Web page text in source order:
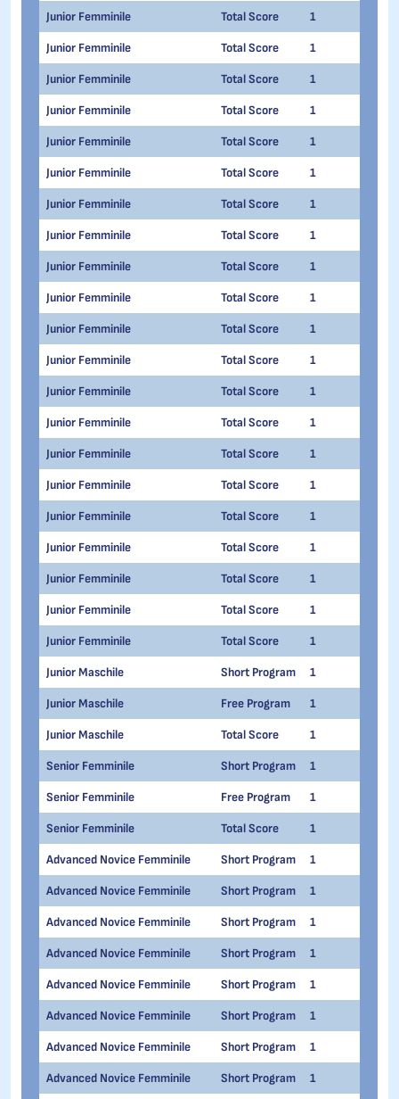
Junior Femminile Total Score 1
Junior Femminile Total Score 1
Junior Femminile Total Score 1
Junior Femminile Total Score 1
Junior Femminile Total Score 1
Junior Femminile Total Score 1
Junior Femminile Total Score 1
Junior Femminile Total Score 1
Junior Femminile Total Score 1
Junior Femminile Total Score 1
Junior Femminile Total Score 1
Junior Femminile Total Score 1
Junior Femminile Total Score 1
Junior Femminile Total Score 1
Junior Femminile Total Score 1
Junior Femminile Total Score 1
Junior Femminile Total Score 1
Junior Femminile Total Score 1
Junior Femminile Total Score 1
Junior Femminile Total Score 1
Junior Femminile Total Score 1
Junior Maschile Short Program 1
Junior Maschile Free Program 1
Junior Maschile Total Score 1
Senior Femminile Short Program 1
Senior Femminile Free Program 1
Senior Femminile Total Score 1
Advanced Novice Femminile Short Program 1
Advanced Novice Femminile Short Program 1
Advanced Novice Femminile Short Program 1
Advanced Novice Femminile Short Program 1
Advanced Novice Femminile Short Program 1
Advanced Novice Femminile Short Program 1
Advanced Novice Femminile Short Program 1
Advanced Novice Femminile Short Program 1